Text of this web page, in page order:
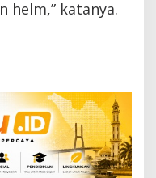
helm,” katanya.